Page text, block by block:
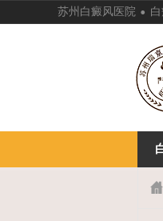
苏州白癜风医院 .